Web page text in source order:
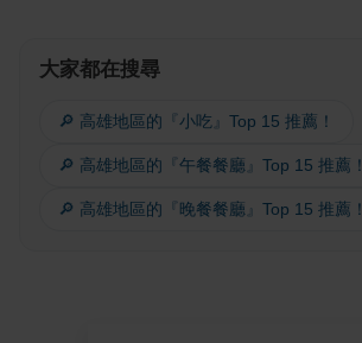
大家都在搜尋
🔎 高雄地區的『小吃』Top 15 推薦！
🔎 高雄地區的『午餐餐廳』Top 15 推薦！
🔎 高雄地區的『晚餐餐廳』Top 15 推薦！